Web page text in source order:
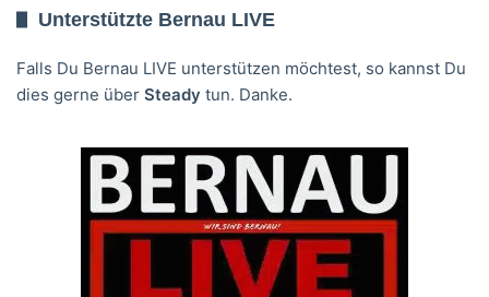
Unterstützte Bernau LIVE
Falls Du Bernau LIVE unterstützen möchtest, so kannst Du
dies gerne über Steady tun. Danke.